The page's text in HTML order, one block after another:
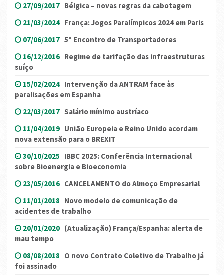
27/09/2017 Bélgica – novas regras da cabotagem
21/03/2024 França: Jogos Paralímpicos 2024 em Paris
07/06/2017 5º Encontro de Transportadores
16/12/2016 Regime de tarifação das infraestruturas
suíço
15/02/2024 Intervenção da ANTRAM face às
paralisações em Espanha
22/03/2017 Salário mínimo austríaco
11/04/2019 União Europeia e Reino Unido acordam
nova extensão para o BREXIT
30/10/2025 IBBC 2025: Conferência Internacional
sobre Bioenergia e Bioeconomia
23/05/2016 CANCELAMENTO do Almoço Empresarial
11/01/2018 Novo modelo de comunicação de
acidentes de trabalho
20/01/2020 (Atualização) França/Espanha: alerta de
mau tempo
08/08/2018 O novo Contrato Coletivo de Trabalho já
foi assinado